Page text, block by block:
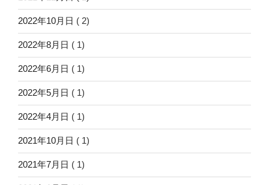
2022年10月日 ( 2)
2022年8月日 ( 1)
2022年6月日 ( 1)
2022年5月日 ( 1)
2022年4月日 ( 1)
2021年10月日 ( 1)
2021年7月日 ( 1)